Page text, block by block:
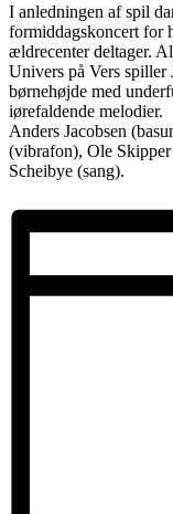
I anledningen af spil
formiddagskoncert for
ældrecenter deltager.
Univers på Vers spiller
børnehøjde med
iørefaldende melodier.
Anders Jacobsen
(vibrafon), Ole
Scheibye (sang).